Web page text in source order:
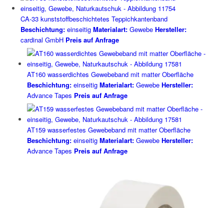
CA-33 kunststoffbeschichtetes Teppichkantenband
Beschichtung:einseitig Materialart:Gewebe Hersteller:
cardinal GmbH Preis auf Anfrage
AT160 wasserdichtes Gewebeband mit matter Oberfläche
Beschichtung:einseitig Materialart:Gewebe Hersteller:
Advance Tapes Preis auf Anfrage
AT159 wasserfestes Gewebeband mit matter Oberfläche
Beschichtung:einseitig Materialart:Gewebe Hersteller:
Advance Tapes Preis auf Anfrage